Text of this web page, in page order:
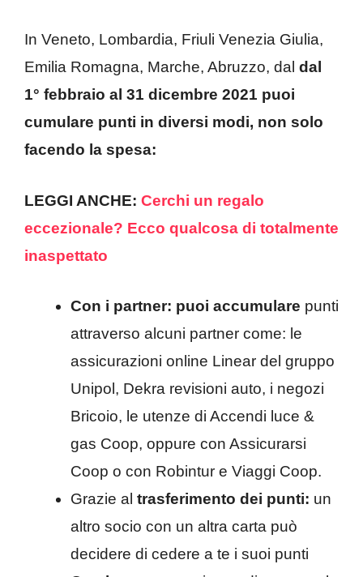
In Veneto, Lombardia, Friuli Venezia Giulia,
Emilia Romagna, Marche, Abruzzo, dal dal
1° febbraio al 31 dicembre 2021 puoi
cumulare punti in diversi modi, non solo
facendo la spesa:
LEGGI ANCHE: Cerchi un regalo
eccezionale? Ecco qualcosa di totalmente
inaspettato
Con i partner: puoi accumulare punti
attraverso alcuni partner come: le
assicurazioni online Linear del gruppo
Unipol, Dekra revisioni auto, i negozi
Bricoio, le utenze di Accendi luce &
gas Coop, oppure con Assicurarsi
Coop o con Robintur e Viaggi Coop.
Grazie al trasferimento dei punti: un
altro socio con un altra carta può
decidere di cedere a te i suoi punti